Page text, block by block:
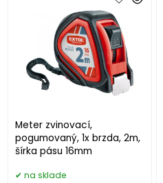
Meter zvinovací,
pogumovaný, 1x brzda, 2m,
šírka pásu 16mm
na sklade